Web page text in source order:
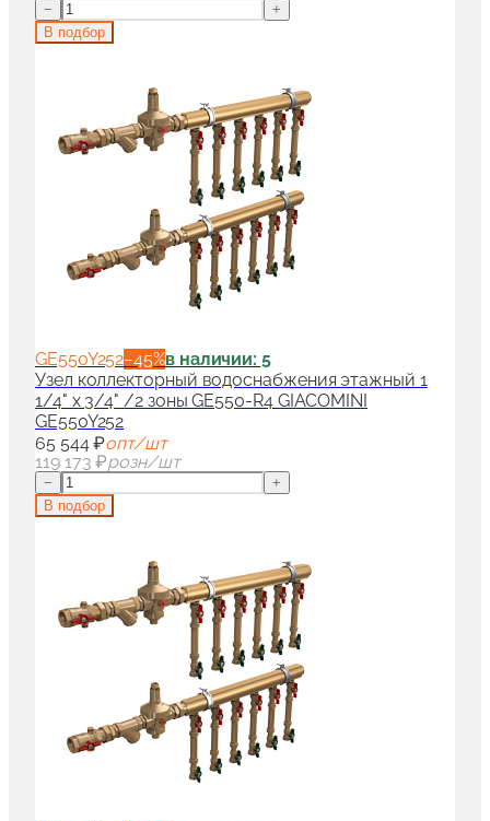
−
+
В подбор
GE550Y252−45%в наличии: 5
Узел коллекторный водоснабжения этажный 1
1/4" x 3/4" /2 зоны GE550-R4 GIACOMINI
GE550Y252
65 544 ₽опт/шт
119 173 ₽розн/шт
−
+
В подбор